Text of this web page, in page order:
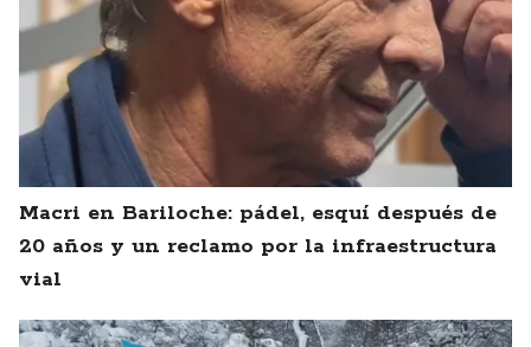
Macri en Bariloche: pádel, esquí después de
20 años y un reclamo por la infraestructura
vial